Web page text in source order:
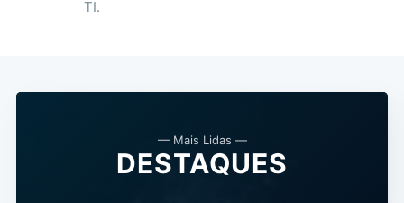
TI.
— Mais Lidas —
DESTAQUES